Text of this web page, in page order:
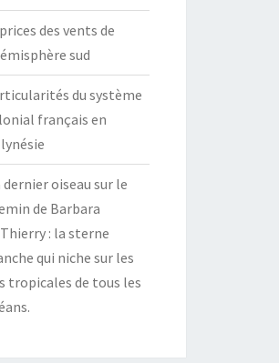
des vents de
sud
du système
français en
dernier oiseau sur le
de Barbara
: la sterne
qui niche sur les
tropicales de tous les